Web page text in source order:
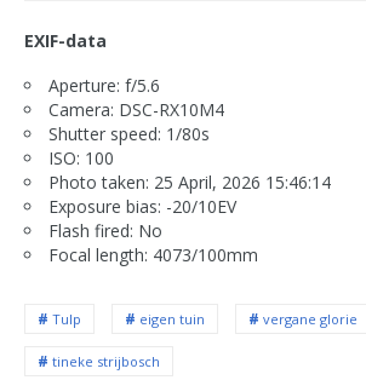
EXIF-data
Aperture: f/5.6
Camera: DSC-RX10M4
Shutter speed: 1/80s
ISO: 100
Photo taken: 25 April, 2026 15:46:14
Exposure bias: -20/10EV
Flash fired: No
Focal length: 4073/100mm
Tulp eigen tuin vergane glorie
tineke strijbosch